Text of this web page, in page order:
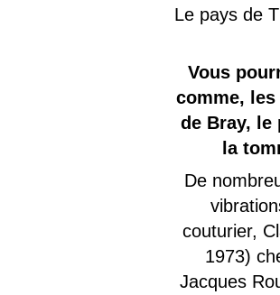
Le pays de
Vous
comme,
de Bray, le
la
De
couturier,
1973)
Jacques